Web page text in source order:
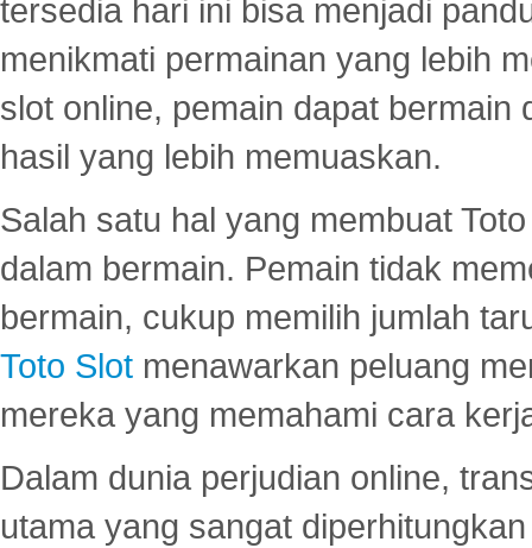
tersedia hari ini bisa menjadi
menikmati permainan yang lebih
slot online, pemain dapat
hasil yang lebih memuaskan.
Salah satu hal yang membuat
dalam bermain. Pemain tidak
bermain, cukup memilih jumlah
Toto Slot menawarkan peluang
mereka yang memahami cara
Dalam dunia perjudian online,
utama yang sangat